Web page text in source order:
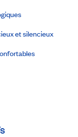
et silencieux